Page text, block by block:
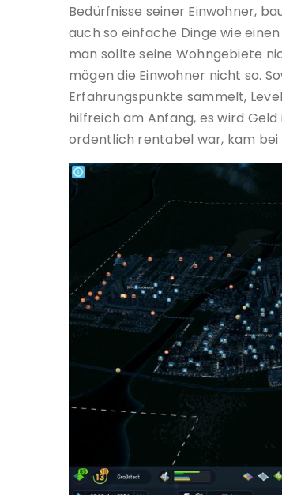
Bedürfnisse seiner Einwohner,
auch so einfache Dinge wie
man sollte seine Wohngebiete
mögen die Einwohner nicht so.
Erfahrungspunkte sammelt,
hilfreich am Anfang, es wird
ordentlich rentabel war, kam